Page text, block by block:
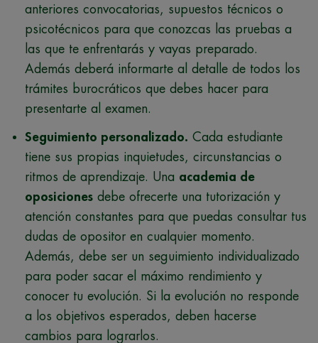
anteriores convocatorias, supuestos técnicos o
psicotécnicos para que conozcas las pruebas a
las que te enfrentarás y vayas preparado.
Además deberá informarte al detalle de todos los
trámites burocráticos que debes hacer para
presentarte al examen.
Seguimiento personalizado. Cada estudiante
tiene sus propias inquietudes, circunstancias o
ritmos de aprendizaje. Una academia de
oposiciones debe ofrecerte una tutorización y
atención constantes para que puedas consultar tus
dudas de opositor en cualquier momento.
Además, debe ser un seguimiento individualizado
para poder sacar el máximo rendimiento y
conocer tu evolución. Si la evolución no responde
a los objetivos esperados, deben hacerse
cambios para lograrlos.